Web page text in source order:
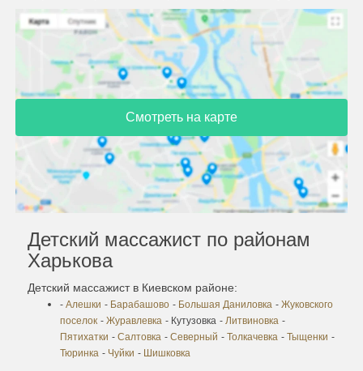
Смотреть на карте
Детский массажист по районам
Харькова
Детский массажист в Киевском районе:
- Алешки - Барабашово - Большая Даниловка - Жуковского
поселок - Журавлевка - Кутузовка - Литвиновка -
Пятихатки - Салтовка - Северный - Толкачевка - Тыщенки -
Тюринка - Чуйки - Шишковка